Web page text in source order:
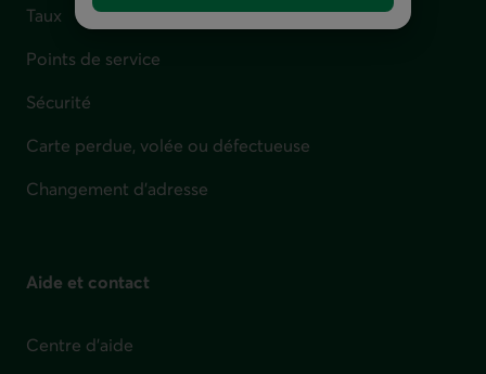
Taux
Points de service
Sécurité
Carte perdue, volée ou défectueuse
Changement d'adresse
Aide et contact
Centre d'aide